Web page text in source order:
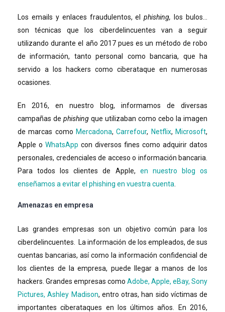
Los emails y enlaces fraudulentos, elphishing,
los bulos…
son técnicas que los ciberdelincuentes van a seguir
utilizando durante el año 2017 pues es un método de robo
de información, tanto personal como bancaria, que ha
servido a los hackers como ciberataque en numerosas
ocasiones.
En 2016, en nuestro blog, informamos de diversas
campañas de phishing que utilizaban como cebo la imagen
de marcas como Mercadona,Carrefour, Netflix, Microsoft,
Apple o WhatsApp con diversos fines como adquirir datos
personales, credenciales de acceso o información bancaria.
Para todos los clientes de Apple, en nuestro blog os
enseñamos a evitar el phishing en vuestra cuenta
Amenazas en empresa
Las grandes empresas son un objetivo común para los
ciberdelincuentes. La información de los empleados, de sus
cuentas bancarias, así como la información confidencial de
los clientes de la empresa, puede llegar a manos de los
hackers. Grandes empresas como Adobe, Apple, eBay, Sony
Pictures, Ashley Madison, entro otras, han sido víctimas de
importantes ciberataques en los últimos años. En 2016,